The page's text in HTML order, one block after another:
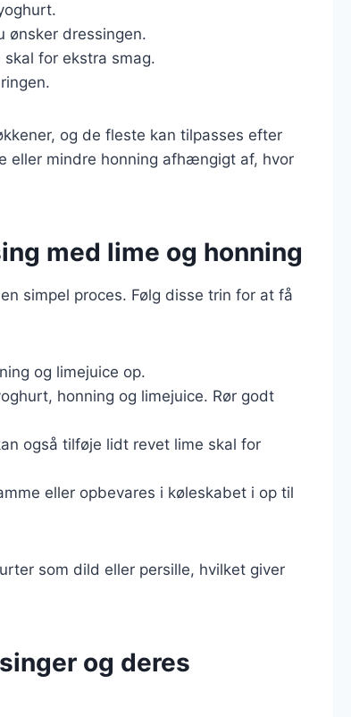
dressingen.
for ekstra smag.
og de fleste kan tilpasses efter
eller mindre honning afhængigt af, hvor
med lime og honning
simpel proces. Følg disse trin for at få
og limejuice op.
honning og limejuice. Rør godt
også tilføje lidt revet lime skal for
eller opbevares i køleskabet i op til
som dild eller persille, hvilket giver
og deres